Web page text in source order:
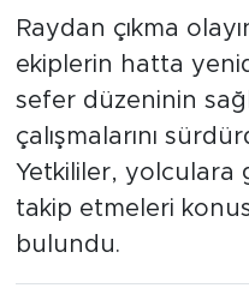
Raydan çıkma
ekiplerin hatta
sefer düzeninin
çalışmalarını
Yetkililer, yolculara
takip etmeleri
bulundu.